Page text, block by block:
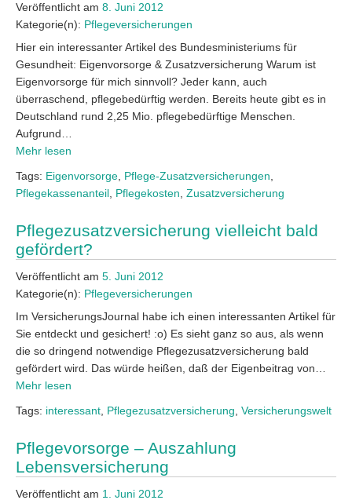
Veröffentlicht am 8. Juni 2012
Kategorie(n): Pflegeversicherungen
Hier ein interessanter Artikel des Bundesministeriums für
Gesundheit: Eigenvorsorge & Zusatzversicherung Warum ist
Eigenvorsorge für mich sinnvoll? Jeder kann, auch
überraschend, pflegebedürftig werden. Bereits heute gibt es in
Deutschland rund 2,25 Mio. pflegebedürftige Menschen.
Aufgrund…
Mehr lesen
Tags: Eigenvorsorge Pflege-Zusatzversicherungen
Pflegekassenanteil Pflegekosten Zusatzversicherung
Pflegezusatzversicherung vielleicht bald
gefördert?
Veröffentlicht am 5. Juni 2012
Kategorie(n): Pflegeversicherungen
Im VersicherungsJournal habe ich einen interessanten Artikel für
Sie entdeckt und gesichert! :o) Es sieht ganz so aus, als wenn
die so dringend notwendige Pflegezusatzversicherung bald
gefördert wird. Das würde heißen, daß der Eigenbeitrag von…
Mehr lesen
Tags: interessant Pflegezusatzversicherung Versicherungswelt
Pflegevorsorge – Auszahlung
Lebensversicherung
Veröffentlicht am 1. Juni 2012